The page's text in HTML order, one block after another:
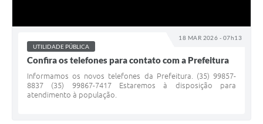
18 MAR 2026 - 07h13
UTILIDADE PÚBLICA
Confira os telefones para contato com a Prefeitura
Informamos os novos telefones da Prefeitura. (35) 99857-
8837 (35) 99867-7417 Estaremos à disposição para
atendimento à população.